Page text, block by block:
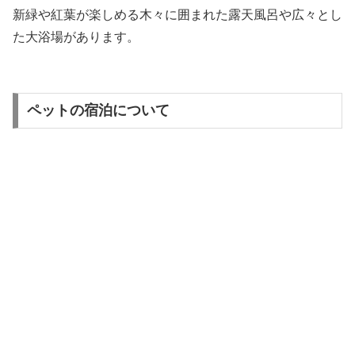
新緑や紅葉が楽しめる木々に囲まれた露天風呂や広々とし
た大浴場があります。
ペットの宿泊について